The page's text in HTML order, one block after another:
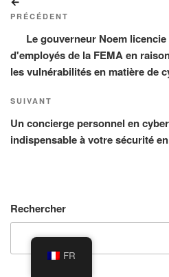
de
l’article
précédent
PRÉCÉDENT
Le gouverneur Noem
d'employés de la FEMA en
les vulnérabilités en matière de
Article
suivant
SUIVANT
Un concierge personnel en
indispensable à votre sécurité
Rechercher
FR